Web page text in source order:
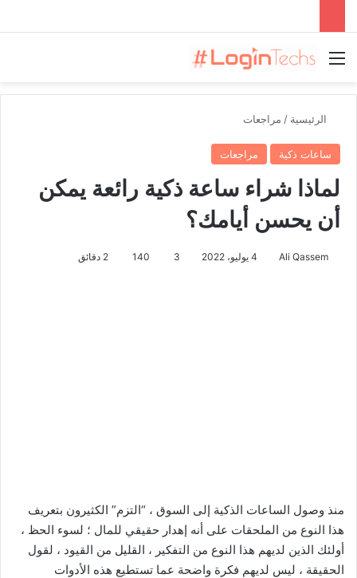
القائمة
الرئيسية / مراجعات
ساعات ذكية مراجعات
لماذا شراء ساعة ذكية رائعة يمكن
أن يحسن أيامك؟
Ali Qassem 4 يوليو، 2022 3
140
منذ وصول الساعات الذكية إلى السوق ، “التزم” الكثيرون بتعريف
هذا النوع من الملحقات على أنه إهدار حقيقي للمال ؛ لسوء الحظ ،
أولئك الذين لديهم هذا النوع من التفكير ، القليل من القيود ، لقول
الحقيقة ، ليس لديهم فكرة واضحة عما تستطيع هذه الأدوات